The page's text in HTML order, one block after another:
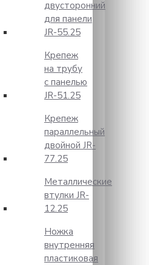
двусторонний
для панели
JR-55.25
Крепеж
на трубу
с панелью
JR-51.25
Крепеж
параллельный
двойной JR-
77.25
Металлические
втулки JR-
12.25
Ножка
внутренняя
пластиковая